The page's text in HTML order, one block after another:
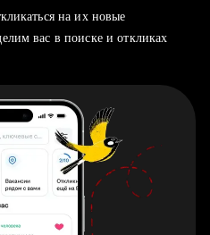
на их новые
вас в поиске и откликах